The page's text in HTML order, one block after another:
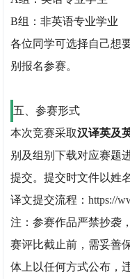
B组：非英语专业学业
各位同学可选择自己想
别报名参赛。
五、参赛形式
本次竞赛采取汉译英及
别及组别下载对应赛题
提交。提交时文件以姓
译文提交流程：https://
注：参赛作品严禁抄袭
赛评比截止前，需妥善
体上以任何方式公布，